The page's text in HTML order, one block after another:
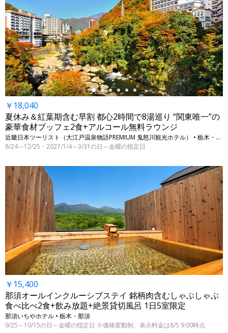
←
￥18,040
夏休み＆紅葉期含む早割 都心2時間で8湯巡り “関東唯一”の
豪華食材ブッフェ2食+アルコール無料ラウンジ
近畿日本ツーリスト（大江戸温泉物語PREMIUM 鬼怒川観光ホテル） • 栃木・日光（鬼怒川温泉）
8/24～12/25・2027/1/4～3/31の日～金曜の指定日
￥15,400
那須オールインクルーシブステイ 銘柄肉含むしゃぶしゃぶ
食べ比べ2食+飲み放題+絶景貸切風呂 1日5室限定
那須いちやホテル • 栃木・那須
9/25～10/15の日～金曜の指定日 ※価格変動制、表示料金は8/5 9:00時点